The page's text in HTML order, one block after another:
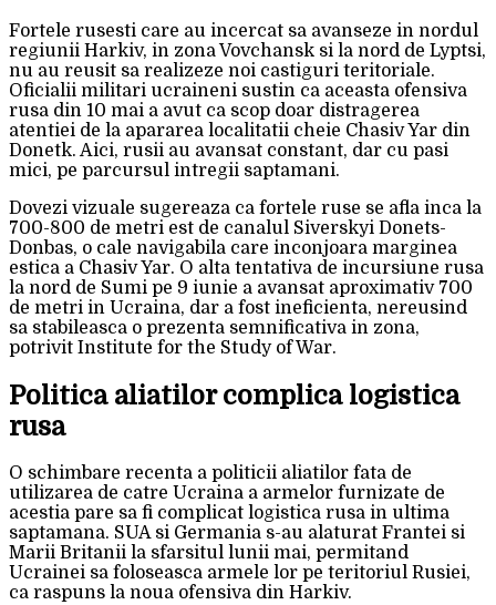
Fortele rusesti care au incercat sa avanseze in nordul
regiunii Harkiv, in zona Vovchansk si la nord de Lyptsi,
nu au reusit sa realizeze noi castiguri teritoriale.
Oficialii militari ucraineni sustin ca aceasta ofensiva
rusa din 10 mai a avut ca scop doar distragerea
atentiei de la apararea localitatii cheie Chasiv Yar din
Donetk. Aici, rusii au avansat constant, dar cu pasi
mici, pe parcursul intregii saptamani.
Dovezi vizuale sugereaza ca fortele ruse se afla inca la
700-800 de metri est de canalul Siverskyi Donets-
Donbas, o cale navigabila care inconjoara marginea
estica a Chasiv Yar. O alta tentativa de incursiune rusa
la nord de Sumi pe 9 iunie a avansat aproximativ 700
de metri in Ucraina, dar a fost ineficienta, nereusind
sa stabileasca o prezenta semnificativa in zona,
potrivit Institute for the Study of War.
Politica aliatilor complica logistica
rusa
O schimbare recenta a politicii aliatilor fata de
utilizarea de catre Ucraina a armelor furnizate de
acestia pare sa fi complicat logistica rusa in ultima
saptamana. SUA si Germania s-au alaturat Frantei si
Marii Britanii la sfarsitul lunii mai, permitand
Ucrainei sa foloseasca armele lor pe teritoriul Rusiei,
ca raspuns la noua ofensiva din Harkiv.